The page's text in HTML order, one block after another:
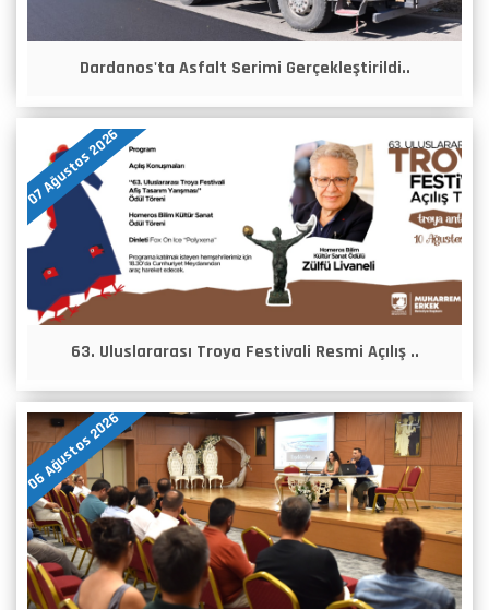
Dardanos'ta Asfalt Serimi Gerçekleştirildi..
07 Ağustos 2026
63. Uluslararası Troya Festivali Resmi Açılış ..
06 Ağustos 2026